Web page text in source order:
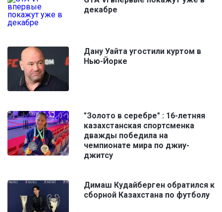
декабре
Дану Уайта угостили куртом в
Нью-Йорке
"Золото в серебре" : 16-летняя
казахстанская спортсменка
дважды победила на
чемпионате мира по джиу-
джитсу
Димаш Кудайберген обратился к
сборной Казахстана по футболу